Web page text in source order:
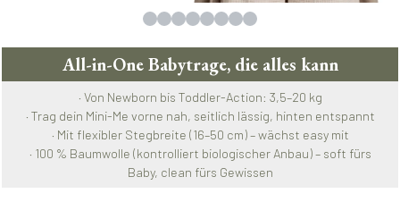
All-in-One Babytrage, die alles kann
· Von Newborn bis Toddler-Action: 3,5–20 kg
· Trag dein Mini-Me vorne nah, seitlich lässig, hinten entspannt
· Mit flexibler Stegbreite (16–50 cm) – wächst easy mit
· 100 % Baumwolle (kontrolliert biologischer Anbau) – soft fürs
Baby, clean fürs Gewissen